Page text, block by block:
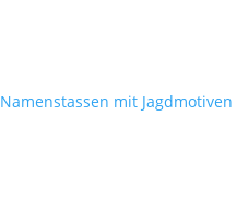
Namenstassen mit Jagdmotiven